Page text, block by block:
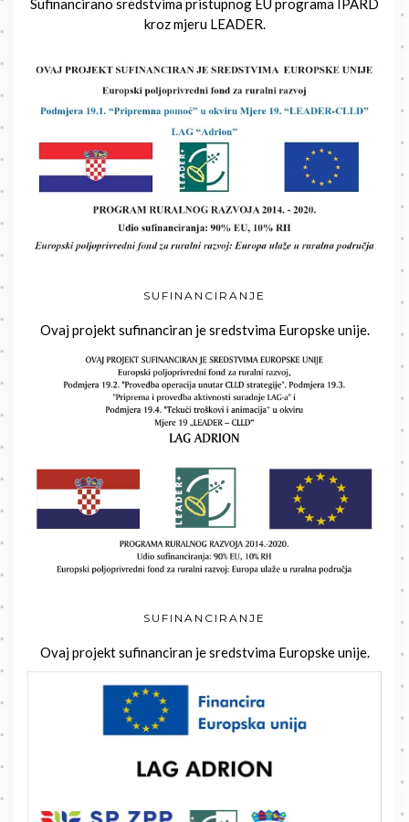
Sufinancirano sredstvima pristupnog EU programa IPARD
kroz mjeru LEADER.
SUFINANCIRANJE
Ovaj projekt sufinanciran je sredstvima Europske unije.
SUFINANCIRANJE
Ovaj projekt sufinanciran je sredstvima Europske unije.